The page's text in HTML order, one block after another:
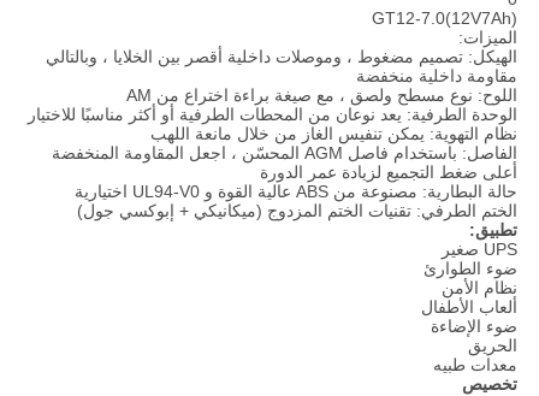
GT12-7.0(12V7Ah)
الميزات:
الهيكل: تصميم مضغوط ، وموصلات داخلية أقصر بين الخلايا ، وبالتالي
مقاومة داخلية منخفضة
اللوح: نوع مسطح ولصق ، مع صيغة براءة اختراع من AM
الوحدة الطرفية: يعد نوعان من المحطات الطرفية أو أكثر مناسبًا للاختيار
نظام التهوية: يمكن تنفيس الغاز من خلال مانعة اللهب
الفاصل: باستخدام فاصل AGM المحسّن ، اجعل المقاومة المنخفضة
أعلى ضغط التجميع لزيادة عمر الدورة
حالة البطارية: مصنوعة من ABS عالية القوة و UL94-V0 اختيارية
الختم الطرفي: تقنيات الختم المزدوج (ميكانيكي + إبوكسي جول)
تطبيق:
UPS صغير
ضوء الطوارئ
نظام الأمن
ألعاب الأطفال
ضوء الإضاءة
الحريق
معدات طبيه
تخصيص